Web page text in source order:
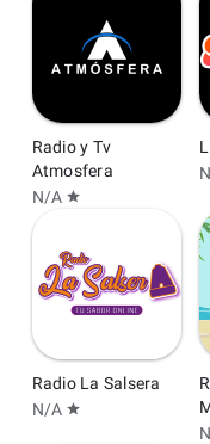
Radio y Tv
Atmosfera
N/A star
Radio La Salsera
N/A star